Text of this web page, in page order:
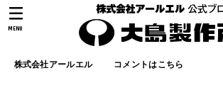
株式会社アールエル コメントはこちら
MENU